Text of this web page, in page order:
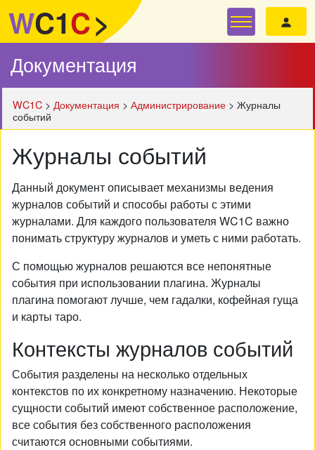
WC1C>
Документация
WC1C > Документация > Администрирование > Журналы
событий
Журналы событий
Данный документ описывает механизмы ведения
журналов событий и способы работы с этими
журналами. Для каждого пользователя WC1C важно
понимать структуру журналов и уметь с ними работать.
С помощью журналов решаются все непонятные
события при использовании плагина. Журналы
плагина помогают лучше, чем гадалки, кофейная гуща
и карты таро.
Контексты журналов событий
События разделены на несколько отдельных
контекстов по их конкретному назначению. Некоторые
сущности событий имеют собственное расположение,
все события без собственного расположения
считаются основными событиями.